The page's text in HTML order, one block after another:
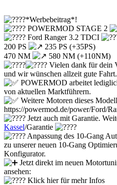
*Werbebeitrag*!
POWERMOD STAGE 2
Ford Ranger 3.2 TDCI
200 PS
235 PS (+35PS)
470 NM
580 NM (+110NM)
Vielen dank für dein
und wir wünschen allzeit gute Fahrt.
POWERMOD arbeitet
von aktuellen Marktführern.
Weitere Motoren dieses
https://powermod.de/power/Ford/
Jetzt auch mit Garantie.
Kassel/Garantie
Anpassung des 10-Gang
zu unserer neuen 10-Gang
Konfigurator.
Jetzt direkt im neuen
ansehen:
Klick hier für mehr Infos